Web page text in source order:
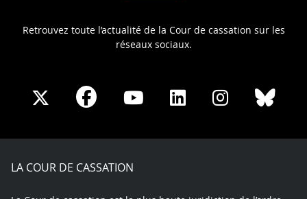
Retrouvez toute l’actualité de la Cour de cassation sur les
réseaux sociaux.
Share
X
Share
Facebook
Share
Youtube
Share
LinkedIn
Share
Instagram
LA COUR DE CASSATION